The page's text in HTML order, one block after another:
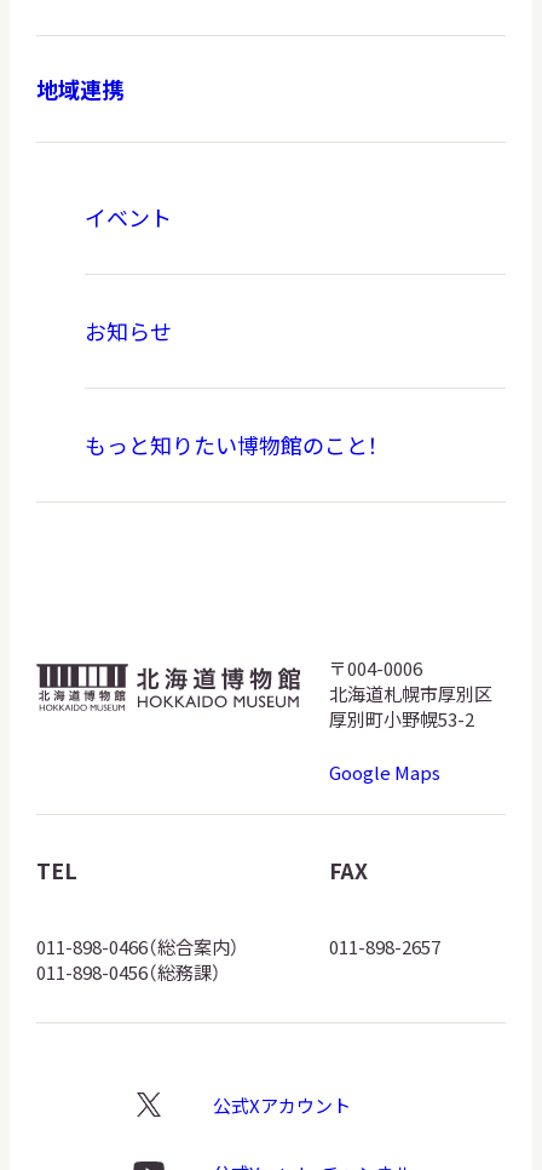
地域連携
イベント
お知らせ
もっと知りたい博物館のこと！
北
海
物
館
ゴ
〒004-0006
北海道札幌市厚別区
厚別町小野幌53-2
Google Maps
TEL
011-898-0466（総合案内）
011-898-0456（総務課）
FAX
011-898-2657
X
公式Xアカウント